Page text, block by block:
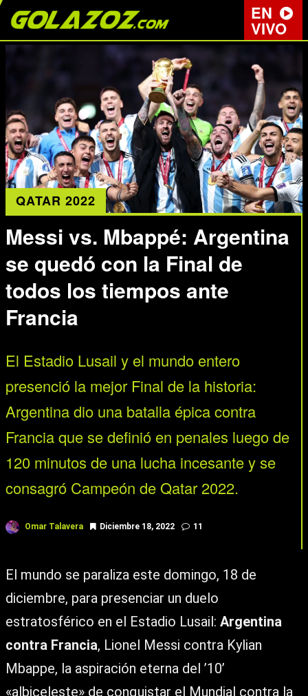
EN
VIVO
QATAR 2022
Messi vs. Mbappé: Argentina
se quedó con la Final de
todos los tiempos ante
Francia
El Estadio Lusail y el mundo entero
presenció la mejor Final de la historia:
Argentina dio una batalla épica contra
Francia que se definió en penales luego de
120 minutos de una lucha incesante y se
consagró Campeón de Qatar 2022.
Omar Talavera Diciembre 18, 2022 11
El mundo se paraliza este domingo, 18 de
diciembre, para presenciar un duelo
estratosférico en el Estadio Lusail: Argentina
contra Francia, Lionel Messi contra Kylian
Mbappe, la aspiración eterna del ’10’
«albiceleste» de conquistar el Mundial contra la